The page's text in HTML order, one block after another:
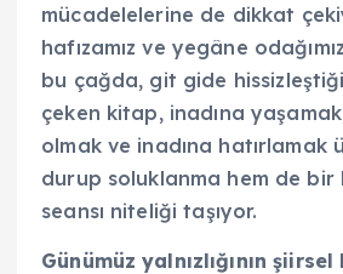
mücadelelerine de dikkat
hafızamız ve yegâne
bu çağda, git gide
çeken kitap, inadına
olmak ve inadına hatırlamak
durup soluklanma hem de bir
seansı niteliği taşıyor.
Günümüz yalnızlığının